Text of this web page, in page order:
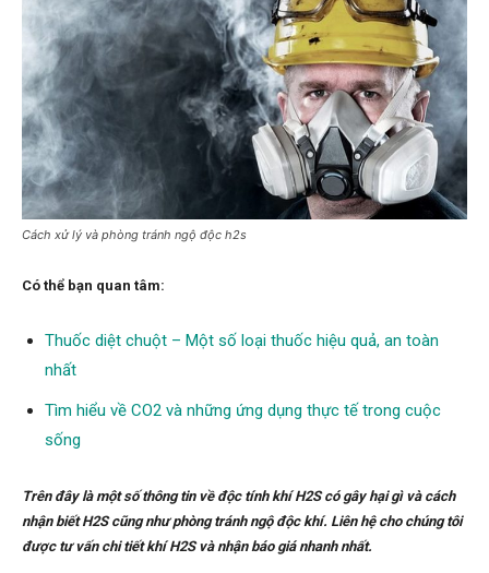
Cách xử lý và phòng tránh ngộ độc h2s
Có thể bạn quan tâm:
Thuốc diệt chuột – Một số loại thuốc hiệu quả, an toàn
nhất
Tìm hiểu về CO2 và những ứng dụng thực tế trong cuộc
sống
Trên đây là một số thông tin về độc tính khí H2S có gây hại gì và cách
nhận biết H2S cũng như phòng tránh ngộ độc khí. Liên hệ cho chúng tôi
được tư vấn chi tiết khí H2S và nhận báo giá nhanh nhất.